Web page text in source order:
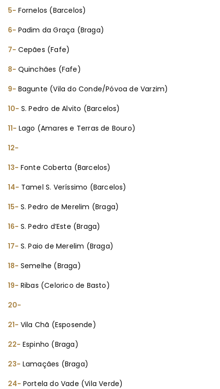
5- Fornelos (Barcelos)
6- Padim da Graça (Braga)
7- Cepães (Fafe)
8- Quinchães (Fafe)
9- Bagunte (Vila do Conde/Póvoa de Varzim)
10- S. Pedro de Alvito (Barcelos)
11- Lago (Amares e Terras de Bouro)
12-
13- Fonte Coberta (Barcelos)
14- Tamel S. Veríssimo (Barcelos)
15- S. Pedro de Merelim (Braga)
16- S. Pedro d’Este (Braga)
17- S. Paio de Merelim (Braga)
18- Semelhe (Braga)
19- Ribas (Celorico de Basto)
20-
21- Vila Chã (Esposende)
22- Espinho (Braga)
23- Lamaçães (Braga)
24- Portela do Vade (Vila Verde)